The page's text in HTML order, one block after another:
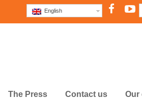
English
Facebook
The Press Contact us Our